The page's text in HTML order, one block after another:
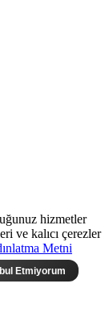
hizmetler
ve kalıcı çerezler
Metni
Etmiyorum